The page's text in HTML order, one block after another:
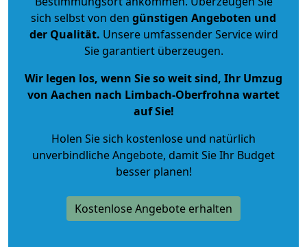
sich selbst von den günstigen Angeboten und
der Qualität. Unsere umfassender Service wird
Sie garantiert überzeugen.
Wir legen los, wenn Sie so weit sind, Ihr Umzug
von Aachen nach Limbach-Oberfrohna wartet
auf Sie!
Holen Sie sich kostenlose und natürlich
unverbindliche Angebote, damit Sie Ihr Budget
besser planen!
Kostenlose Angebote erhalten